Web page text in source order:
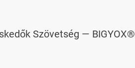
Szövetség — BIGYOX®